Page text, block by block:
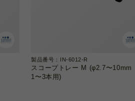
製品番号：IN-6012-R
スコープトレー M (φ2.7〜10mm
1〜3本用)